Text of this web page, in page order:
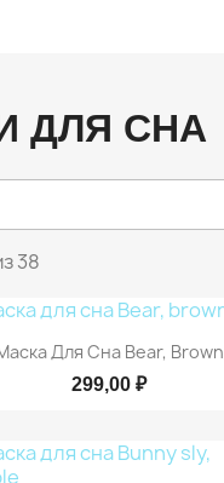
ДЛЯ СНА
38
Для Сна Bear, Brown
299,00 ₽